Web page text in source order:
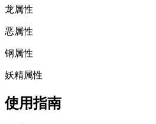
龙属性
恶属性
钢属性
妖精属性
使用指南